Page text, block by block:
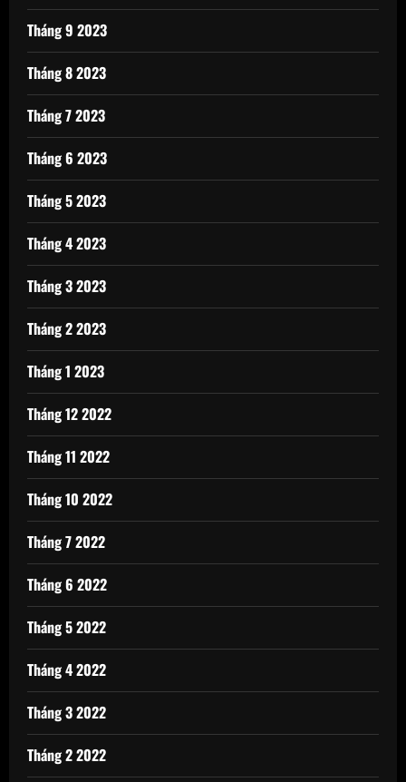
Tháng 9 2023
Tháng 8 2023
Tháng 7 2023
Tháng 6 2023
Tháng 5 2023
Tháng 4 2023
Tháng 3 2023
Tháng 2 2023
Tháng 1 2023
Tháng 12 2022
Tháng 11 2022
Tháng 10 2022
Tháng 7 2022
Tháng 6 2022
Tháng 5 2022
Tháng 4 2022
Tháng 3 2022
Tháng 2 2022